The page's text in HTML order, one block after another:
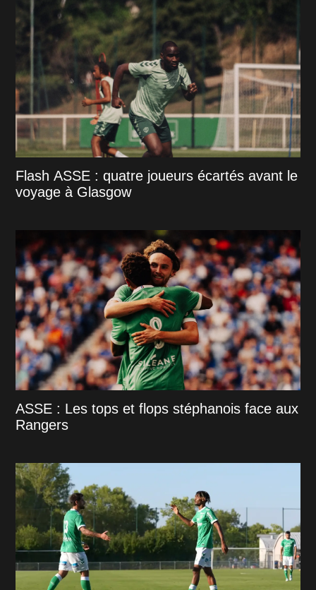
Flash ASSE : quatre joueurs écartés avant le
voyage à Glasgow
ASSE : Les tops et flops stéphanois face aux
Rangers